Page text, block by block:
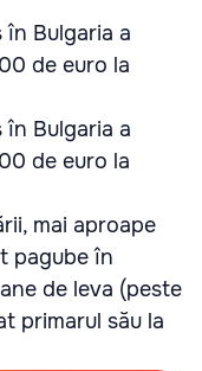
mai aproape
pagube în
de leva (peste
primarul său la